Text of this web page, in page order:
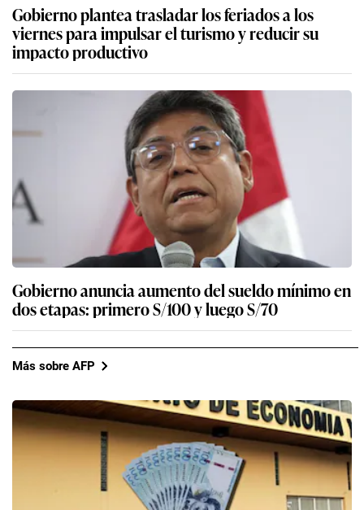
Gobierno plantea trasladar los feriados a los
viernes para impulsar el turismo y reducir su
impacto productivo
Gobierno anuncia aumento del sueldo mínimo en
dos etapas: primero S/100 y luego S/70
Más sobre AFP